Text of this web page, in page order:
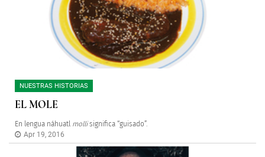
NUESTRAS HISTORIAS
EL MOLE
En lengua náhuatl mollisignifica “guisado”.
Apr 19, 2016